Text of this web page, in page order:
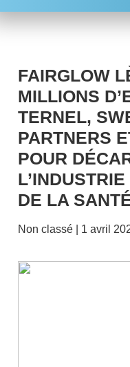
FAIRGLOW
MILLIONS
TERNEL,
PARTNERS
POUR
DE LA
Non classé | 1 avril